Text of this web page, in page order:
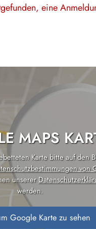
eine
MAPS
Karte bitte auf den
von
unserer
werden.
Google Karte zu sehen